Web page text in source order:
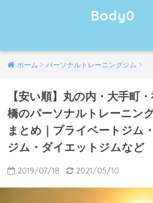
Body0
ホーム パーソナルトレーニングジム
【安い順】丸の内・大手町
橋のパーソナルトレーニン
まとめ｜プライベートジム
ジム・ダイエットジムなど
2019/07/18 2021/05/10